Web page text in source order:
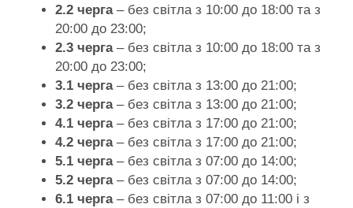
2.2 черга– без світла з 10:00 до 18:00 та з
20:00 до 23:00;
2.3 черга– без світла з 10:00 до 18:00 та з
20:00 до 23:00;
3.1 черга– без світла з 13:00 до 21:00;
3.2 черга– без світла з 13:00 до 21:00;
4.1 черга– без світла з 17:00 до 21:00;
4.2 черга– без світла з 17:00 до 21:00;
5.1 черга– без світла з 07:00 до 14:00;
5.2 черга– без світла з 07:00 до 14:00;
6.1 черга– без світла з 07:00 до 11:00 і з